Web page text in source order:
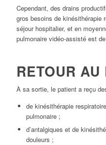
Cependant, des drains
gros besoins de kinésithérapie
séjour hospitalier, et en
pulmonaire vidéo-assisté est
RETOUR
À sa sortie, le patient a reçu
de kinésithérapie
pulmonaire ;
d’antalgiques et de
douleurs ;